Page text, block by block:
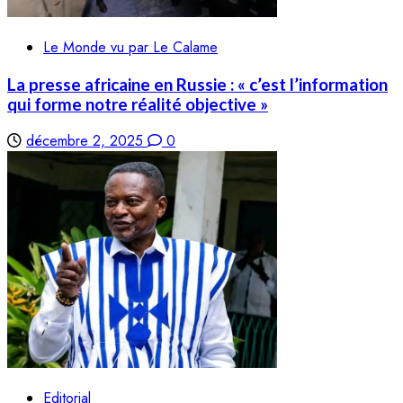
Le Monde vu par Le Calame
La presse africaine en Russie : « c’est l’information
qui forme notre réalité objective »
décembre 2, 2025 0
Editorial